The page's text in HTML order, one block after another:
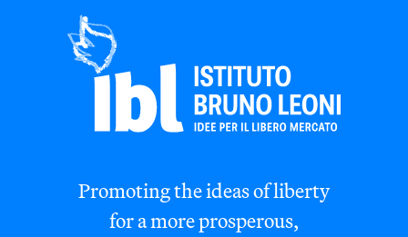
Promoting the ideas of liberty
for a more prosperous,